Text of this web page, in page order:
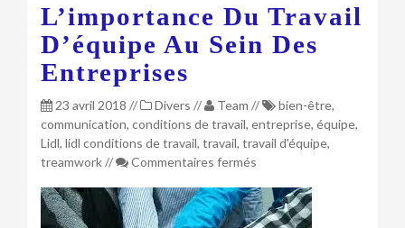
L’importance Du Travail
D’équipe Au Sein Des
Entreprises
23 avril 2018 // Divers // Team // bien-être,
communication, conditions de travail, entreprise, équipe,
Lidl, lidl conditions de travail, travail, travail d'équipe,
treamwork// Commentaires fermés
du
travail